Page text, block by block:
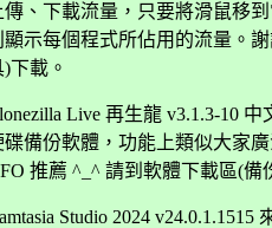
傳、下載流量，只要將滑鼠移
顯示每個程式所佔用的流量。
)下載。
Live 再生龍 v3.1.3-10
碟備份軟體，功能上類似大家
推薦 ^_^ 請到軟體下載區(備
Studio 2024